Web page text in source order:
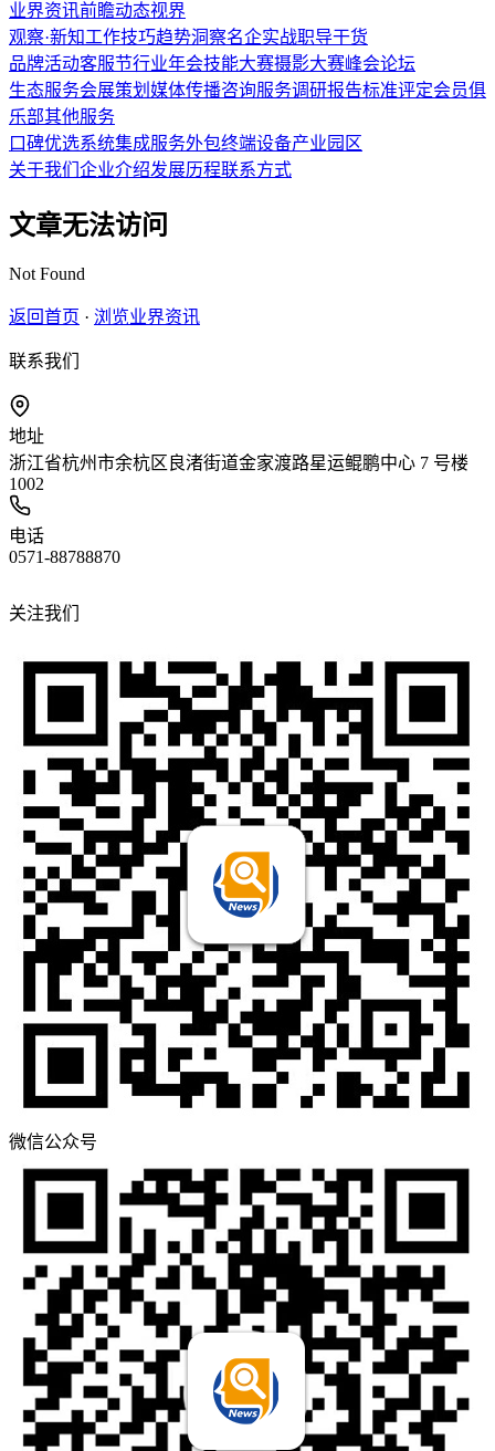
业界资讯前瞻动态视界
观察·新知工作技巧趋势洞察名企实战职导干货
品牌活动客服节行业年会技能大赛摄影大赛峰会论坛
生态服务会展策划 媒体传播咨询服务调研报告标准评定会员俱
乐部其他服务
口碑优选系统集成服务外包终端设备产业园区
关于我们 企业介绍发展历程联系方式
文章无法访问
Not Found
返回首页 · 浏览业界资讯
联系我们
地址
浙江省杭州市余杭区良渚街道金家渡路星运鲲鹏中心 7 号楼
1002
电话
0571-88788870
关注我们
微信公众号